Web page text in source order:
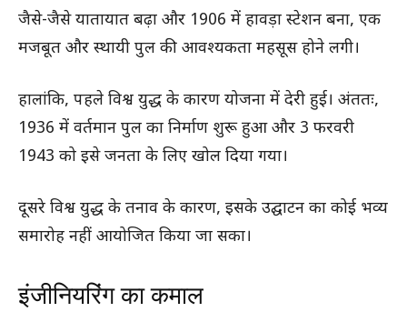
जैसे-जैसे यातायात बढ़ा और 1906 में हावड़ा स्टेशन बना, एक
मजबूत और स्थायी पुल की आवश्यकता महसूस होने लगी।
हालांकि, पहले विश्व युद्ध के कारण योजना में देरी हुई। अंततः,
1936 में वर्तमान पुल का निर्माण शुरू हुआ और 3 फरवरी
1943 को इसे जनता के लिए खोल दिया गया।
दूसरे विश्व युद्ध के तनाव के कारण, इसके उद्घाटन का कोई भव्य
समारोह नहीं आयोजित किया जा सका।
इंजीनियरिंग का कमाल